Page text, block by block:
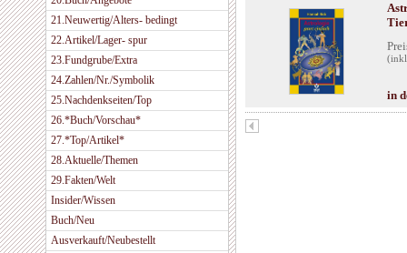
21.Neuwertig/Alters- bedingt
22.Artikel/Lager- spur
23.Fundgrube/Extra
24.Zahlen/Nr./Symbolik
25.Nachdenkseiten/Top
26.*Buch/Vorschau*
27.*Top/Artikel*
28.Aktuelle/Themen
29.Fakten/Welt
Insider/Wissen
Buch/Neu
Ausverkauft/Neubestellt
in